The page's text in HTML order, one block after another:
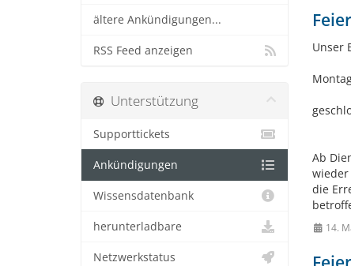
ältere Ankündigungen...
RSS Feed anzeigen Unser
Ab
wieder
die
14.
Unterstützung
Supporttickets
Ankündigungen
Wissensdatenbank
herunterladbare
Netzwerkstatus